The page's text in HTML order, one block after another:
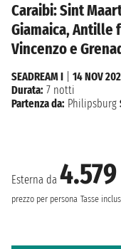
Caraibi: Sint
Giamaica, Antille
Vincenzo e
Esterna da
prezzo per persona Tasse
SEADREAM I
14 NOV
Durata: 7 notti
Partenza da: Philipsburg